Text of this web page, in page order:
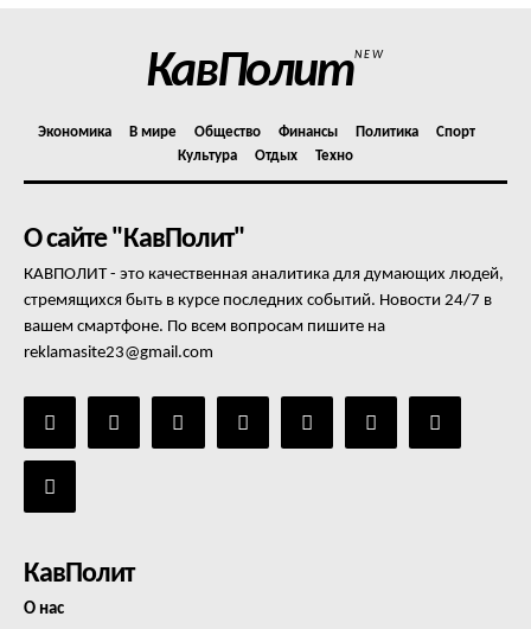
Контакты
КавПолитNEW
Экономика В мире Общество Финансы Политика
Спорт
Культура
Отдых Техно
О сайте "КавПолит"
КАВПОЛИТ - это качественная аналитика для думающих людей,
стремящихся быть в курсе последних событий. Новости 24/7 в
вашем смартфоне. По всем вопросам пишите на
reklamasite23@gmail.com
КавПолит
О нас